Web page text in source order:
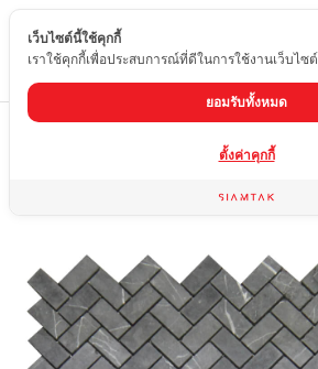
TH
โมเสคหินอ่อน
เว็บไซต์นี้ใช้คุกกี้
เราใช้คุกกี้เพื่อประสบการณ์ที่ดีในการใช้งานเว็บไซต์
ยอมรับทั้งหมด
ตั้งค่าคุกกี้